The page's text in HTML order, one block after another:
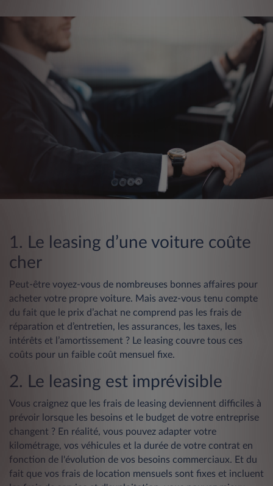
1. Le leasing d’une voiture coûte
cher
Peut-être voyez-vous de nombreuses bonnes affaires pour
acheter votre propre voiture. Mais avez-vous tenu compte
du fait que le prix d’achat ne comprend pas les frais de
réparation et d’entretien, les assurances, les taxes, les
intérêts et l’amortissement ? Le leasing couvre tous ces
coûts pour un faible coût mensuel fixe.
2. Le leasing est imprévisible
Vous craignez que les frais de leasing deviennent difficiles à
prévoir lorsque les besoins et le budget de votre entreprise
changent ? En réalité, vous pouvez adapter votre
kilométrage, vos véhicules et la durée de votre contrat en
fonction de l'évolution de vos besoins commerciaux. Et du
fait que vos frais de location mensuels sont fixes et incluent